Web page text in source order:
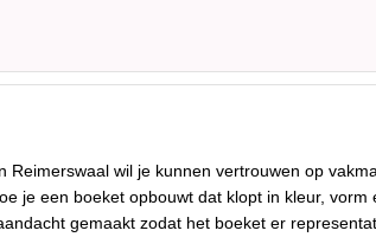
Reimerswaal wil je kunnen vertrouwen op
je een boeket opbouwt dat klopt in kleur,
gemaakt zodat het boeket er